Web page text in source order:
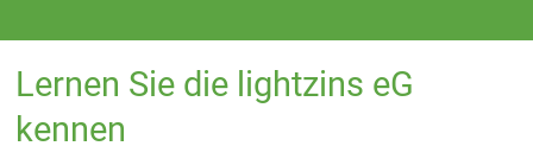
Lernen Sie die lightzins eG
kennen